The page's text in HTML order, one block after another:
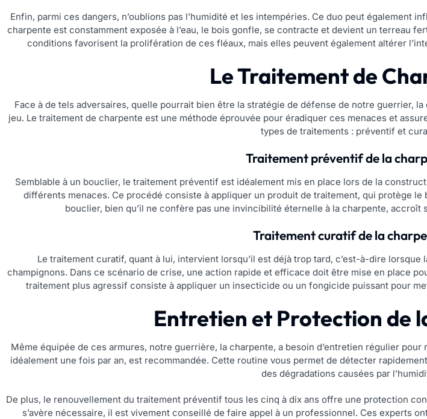
Enfin, parmi ces dangers, n’oublions pas l’humidité et les intempéries. Ce duo peut également
charpente est constamment exposée à l’eau, le bois gonfle, se contracte et devient un terreau
conditions favorisent la prolifération de ces fléaux, mais elles peuvent également altérer
Le Traitement de
Face à de tels adversaires, quelle pourrait bien être la stratégie de défense de notre guerrier,
jeu. Le traitement de charpente est une méthode éprouvée pour éradiquer ces menaces et
types de traitements : préventif et
Traitement préventif de la
Semblable à un bouclier, le traitement préventif est idéalement mis en place lors de la
différents menaces. Ce procédé consiste à appliquer un produit de traitement, qui protège le
bouclier, bien qu’il ne confère pas une invincibilité éternelle à la charpente, accroît
Traitement curatif de la
Le traitement curatif, quant à lui, intervient lorsqu’il est déjà trop tard, c’est-à-dire
champignons. Dans ce scénario de crise, une action rapide et efficace doit être mise en place
traitement plus agressif consiste à appliquer un insecticide ou un fongicide puissant pour
Entretien et Protection de
Même équipée de ces armures, notre guerrière, la charpente, a besoin d’entretien régulier
idéalement une fois par an, est recommandée. Cette routine vous permet de détecter
des dégradations causées par
De plus, le renouvellement du traitement préventif tous les cinq à dix ans offre une protection
s’avère nécessaire, il est vivement conseillé de faire appel à un professionnel. Ces experts